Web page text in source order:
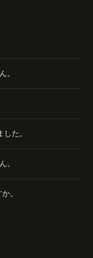
。
た。
。
。